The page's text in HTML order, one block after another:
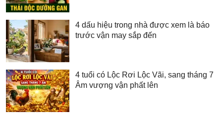
4 dấu hiệu trong nhà được xem là báo
trước vận may sắp đến
4 tuổi có Lộc Rơi Lộc Vãi, sang tháng 7
Âm vượng vận phất lên